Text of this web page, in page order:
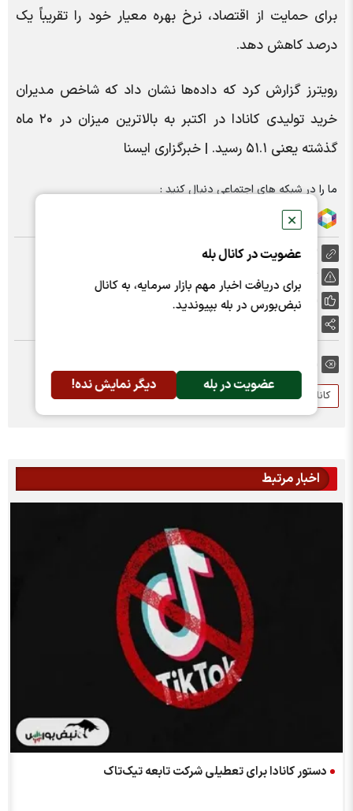
✕
عضویت در کانال بله
برای دریافت اخبار مهم بازار سرمایه، به کانال
نبض‌بورس در بله بپیوندید.
عضویت در بله دیگر نمایش نده!
برای حمایت از اقتصاد، نرخ بهره معیار خود را تقریباً یک
درصد کاهش دهد.
رویترز گزارش کرد که داده‌ها نشان داد که شاخص مدیران
خرید تولیدی کانادا در اکتبر به بالاترین میزان در ۲۰ ماه
گذشته یعنی ۵۱.۱ رسید. | خبرگزاری ایسنا
ما را در شبکه های اجتماعی دنبال کنید :
https://nabzebourse.com/000MO3
گزارش خطا
پسندها:
کانادا رشد اقتصادی کانادا
اخبار مرتبط
دستور کانادا برای تعطیلی شرکت تابعه تیک‌تاک